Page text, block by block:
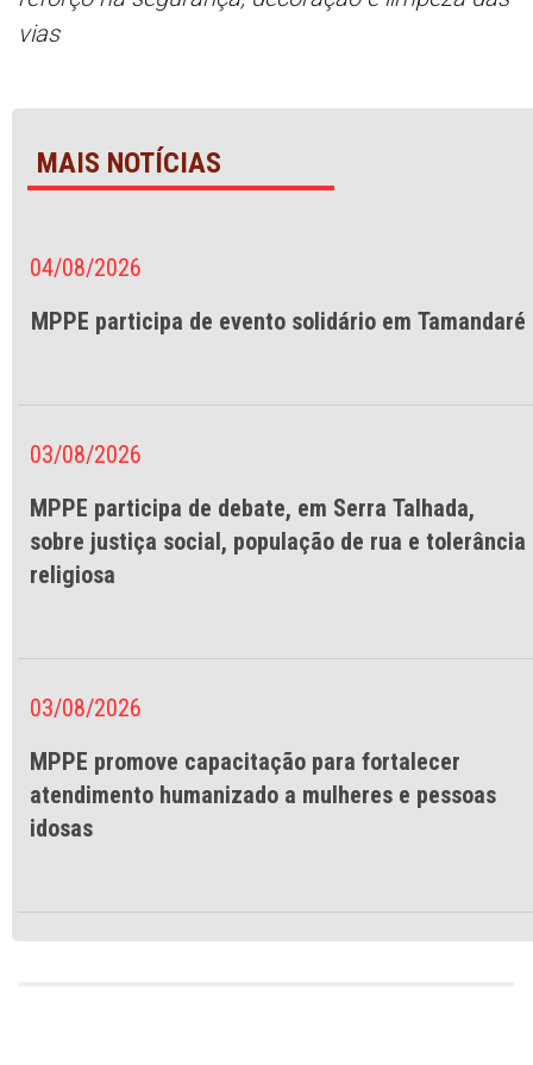
vias
MAIS NOTÍCIAS
04/08/2026
MPPE participa de evento solidário em Tamandaré
03/08/2026
MPPE participa de debate, em Serra Talhada,
sobre justiça social, população de rua e tolerância
religiosa
03/08/2026
MPPE promove capacitação para fortalecer
atendimento humanizado a mulheres e pessoas
idosas